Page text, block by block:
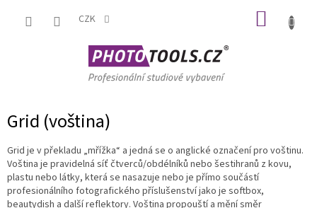
CZK
Grid (voština)
Grid je v překladu „mřížka“ a jedná se o anglické označení pro voštinu.
Voština je pravidelná síť čtverců/obdélníků nebo šestihranů z kovu,
plastu nebo látky, která se nasazuje nebo je přímo součástí
profesionálního fotografického příslušenství jako je softbox,
beautydish a další reflektory. Voština propouští a mění směr